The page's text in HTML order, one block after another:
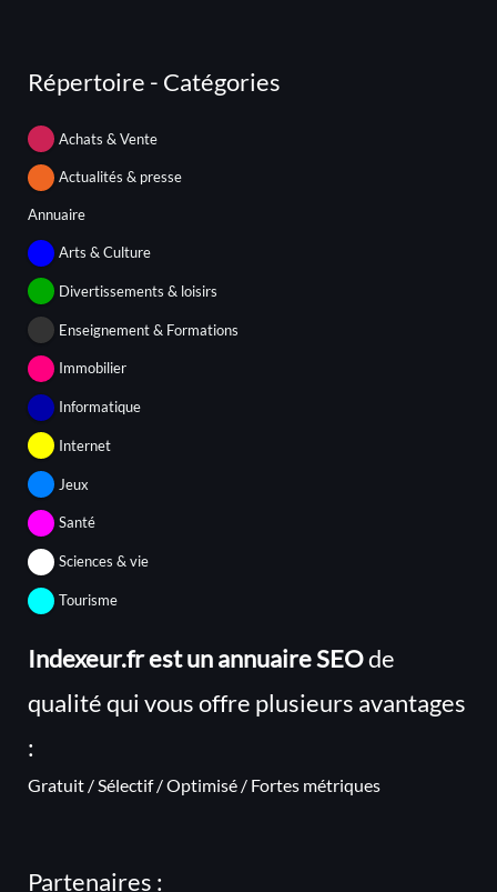
Répertoire - Catégories
Achats & Vente
Actualités & presse
Annuaire
Arts & Culture
Divertissements & loisirs
Enseignement & Formations
Immobilier
Informatique
Internet
Jeux
Santé
Sciences & vie
Tourisme
Indexeur.fr est un annuaire SEOde
qualité qui vous offre plusieurs avantages
:
Gratuit / Sélectif / Optimisé / Fortes métriques
Partenaires :